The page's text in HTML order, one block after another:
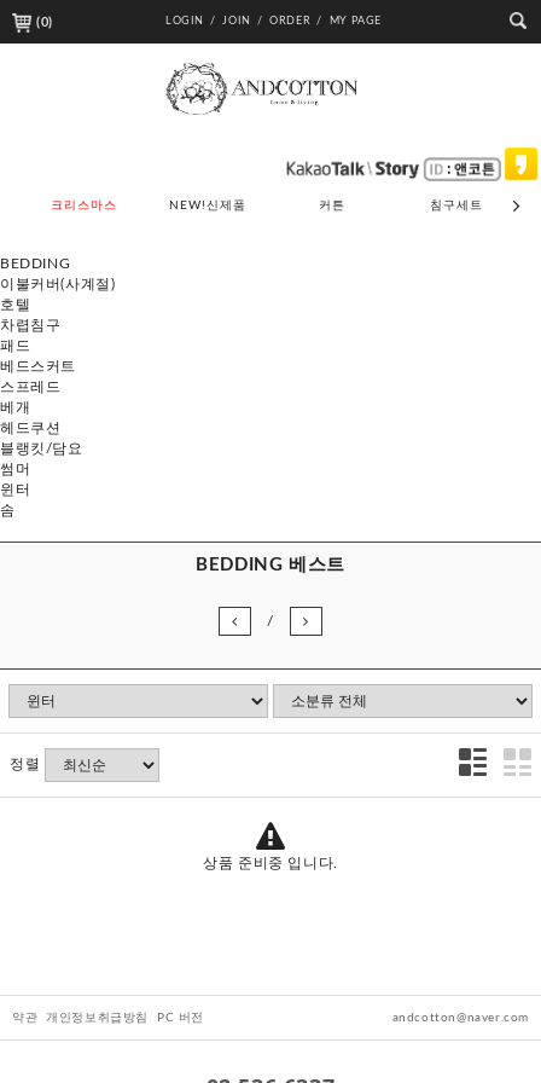
(0) LOGIN / JOIN / ORDER / MY PAGE
크리스마스 NEW!신제품 커튼 침구세트
BEDDING
이불커버(사계절)
호텔
차렵침구
패드
베드스커트
스프레드
베개
헤드쿠션
블랭킷/담요
썸머
윈터
솜
BEDDING 베스트
/
정렬
상품 준비중 입니다.
약관 개인정보취급방침 PC 버전 andcotton@naver.com